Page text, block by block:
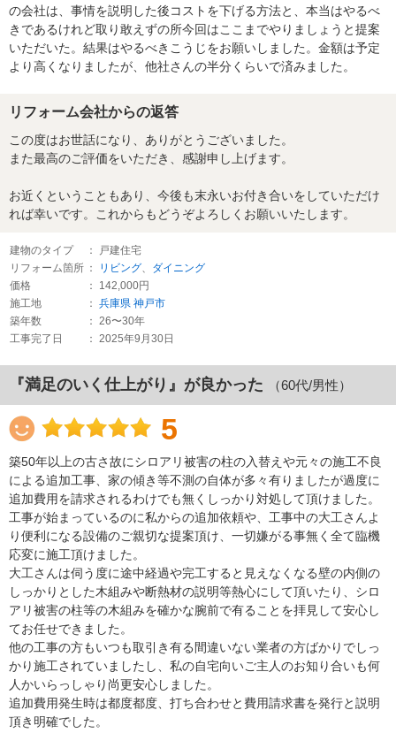
の会社は、事情を説明した後コストを下げる方法と、本当はやるべ
きであるけれど取り敢えずの所今回はここまでやりましょうと提案
いただいた。結果はやるべきこうじをお願いしました。金額は予定
より高くなりましたが、他社さんの半分くらいで済みました。
リフォーム会社からの返答
この度はお世話になり、ありがとうございました。
また最高のご評価をいただき、感謝申し上げます。
お近くということもあり、今後も末永いお付き合いをしていただけ
れば幸いです。これからもどうぞよろしくお願いいたします。
建物のタイプ
： 戸建住宅
リフォーム箇所 ： リビング、 ダイニング
価格
： 142,000円
施工地
： 兵庫県 神戸市
築年数
： 26〜30年
工事完了日
： 2025年9月30日
『満足のいく仕上がり』が良かった （60代/男性）
5
築50年以上の古さ故にシロアリ被害の柱の入替えや元々の施工不良
による追加工事、家の傾き等不測の自体が多々有りましたが過度に
追加費用を請求されるわけでも無くしっかり対処して頂けました。
工事が始まっているのに私からの追加依頼や、工事中の大工さんよ
り便利になる設備のご親切な提案頂け、一切嫌がる事無く全て臨機
応変に施工頂けました。
大工さんは伺う度に途中経過や完工すると見えなくなる壁の内側の
しっかりとした木組みや断熱材の説明等熱心にして頂いたり、シロ
アリ被害の柱等の木組みを確かな腕前で有ることを拝見して安心し
てお任せできました。
他の工事の方もいつも取引き有る間違いない業者の方ばかりでしっ
かり施工されていましたし、私の自宅向いご主人のお知り合いも何
人かいらっしゃり尚更安心しました。
追加費用発生時は都度都度、打ち合わせと費用請求書を発行と説明
頂き明確でした。